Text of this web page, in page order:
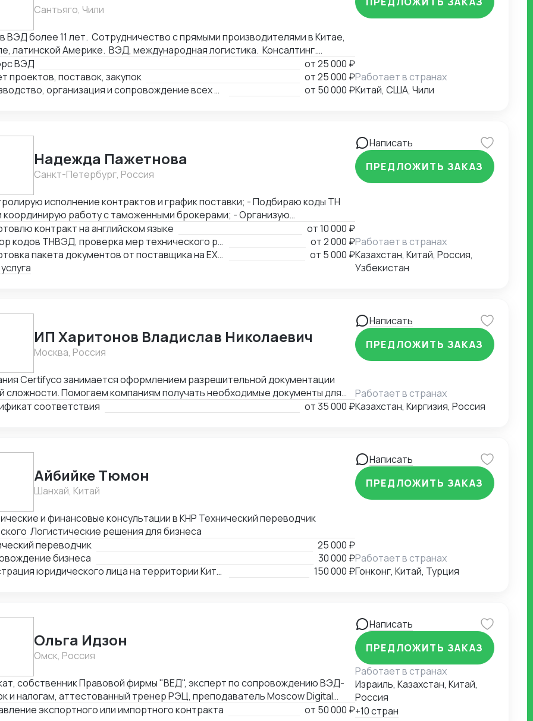
акты). - Помощь в проведении и составлении документов при
сделках. - Получение справок, лицензий и сертификатов - Бизнес
Сантьяго, Чили
более 11 лет. Сотрудничество с прямыми производителями в Китае,
латинской Америке. ВЭД, международная логистика. Консалтинг.
оборудование, текстиль, товары народного потребления. Собственная
логистика и платежи.
ВЭД от25 000 ₽
проектов, поставок, закупок
от25 000 ₽
Производство, организация и сопровождение всех этапов производства в Китае
от 50 000 ₽
Работает в странах
Китай, США, Чили
Надежда Пажетнова
Санкт-Петербург, Россия
исполнение контрактов и график поставки; - Подбираю коды ТН
работу с таможенными брокерами; - Организую
и взаимодействие с аккредитованными органами; - Снижаю
за счёт оптимизации логистики и правильного кода; - Обеспечиваю
чистоту сделок, точность инвойсов, упаковочных листов,
контракт на английском языке от10 000 ₽
Подбор кодов ТНВЭД, проверка мер технического регулирования, запретов и ограничений
от2 000 ₽
Подготовка пакета документов от поставщика на EXW, FCA, CIF, FOB
от 5 000 ₽
Написать
ПРЕДЛОЖИТЬ ЗАКАЗ
Работает в странах
Казахстан, Китай, Россия,
Узбекистан
ИП Харитонов Владислав Николаевич
Москва, Россия
Certifyco занимается оформлением разрешительной документации
сложности. Помогаем компаниям получать необходимые документы для
экспорта, реализации продукции. Решаем самые сложные задачи.
соответствия от35 000 ₽
Написать
ПРЕДЛОЖИТЬ ЗАКАЗ
Работает в странах
Казахстан, Киргизия, Россия
Айбийке Тюмон
Шанхай, Китай
и финансовые консультации в КНР Технический переводчик
Логистические решения для бизнеса
переводчик
25 000 ₽
бизнеса
30 000 ₽
Регистрация юридического лица на территории Китая
150 000 ₽
Написать
ПРЕДЛОЖИТЬ ЗАКАЗ
Работает в странах
Гонконг, Китай, Турция
Ольга Идзон
Омск, Россия
собственник Правовой фирмы "ВЕД", эксперт по сопровождению ВЭД-
и налогам, аттестованный тренер РЭЦ, преподаватель Moscow Digital
Неоднократно признана одним из лучших юристов по ВЭД рейтингом
экспортного или импортного контракта от 50 000 ₽
Написать
ПРЕДЛОЖИТЬ ЗАКАЗ
Работает в странах
Израиль, Казахстан, Китай,
Россия
+10 стран